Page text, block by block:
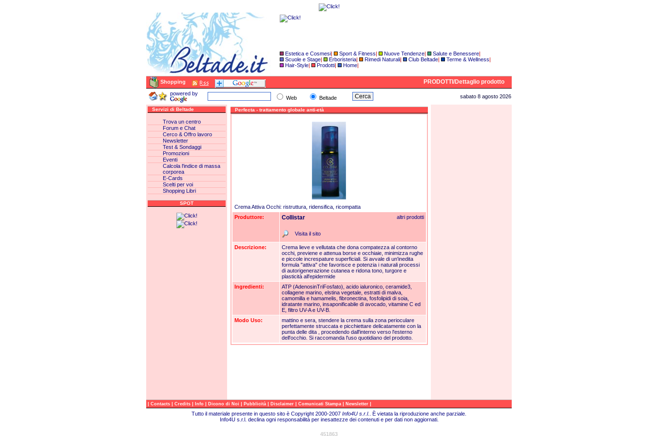
Estetica e Cosmesi| Sport & Fitness| Nuove Tendenze| Salute e Benessere|
Scuole e Stage| Erboristeria| Rimedi Naturali| Club Beltade| Terme & Wellness|
Hair-Style| Prodotti| Home|
Shopping PRODOTTI/Dettaglio prodotto
powered by
Web Beltade sabato 8 agosto 2026
Servizi di Beltade
Trova un centro
Forum e Chat
Cerco & Offro lavoro
Newsletter
Test & Sondaggi
Promozioni
Eventi
Calcola l'indice di massa
corporea
E-Cards
Scelti per voi
Shopping Libri
SPOT
Perfecta - trattamento globale anti-età
Crema Attiva Occhi: ristruttura, ridensifica, ricompatta
Produttore:
Collistar altri prodotti
Visita il sito
Descrizione:
Crema lieve e vellutata che dona compatezza al contorno
occhi, previene e attenua borse e occhiaie, minimizza rughe
e piccole increspature superficiali. Si avvale di un'inedita
formula "attiva" che favorisce e potenzia i naturali processi
di autorigenerazione cutanea e ridona tono, turgore e
plasticità all'epidermide
Ingredienti:
ATP (AdenosinTriFosfato), acido ialuronico, ceramide3,
collagene marino, elstina vegetale, estratti di malva,
camomilla e hamamelis, fibronectina, fosfolipidi di soia,
idratante marino, insaponificabile di avocado, vitamine C ed
E, filtro UV-A e UV-B.
Modo Uso:
mattino e sera, stendere la crema sulla zona perioculare
perfettamente struccata e picchiettare delicatamente con la
punta delle dita , procedendo dall'interno verso l'esterno
dell'occhio. Si raccomanda l'uso quotidiano del prodotto.
| Contacts | Credits | Info | Dicono di Noi | Pubblicità | Disclaimer | Comunicati Stampa | Newsletter |
Tutto il materiale presente in questo sito è Copyright 2000-2007 Info4U s.r.l.
È vietata la riproduzione anche parziale.
Info4U s.r.l. declina ogni responsabilità per inesattezze dei contenuti e per dati non aggiornati.
451863